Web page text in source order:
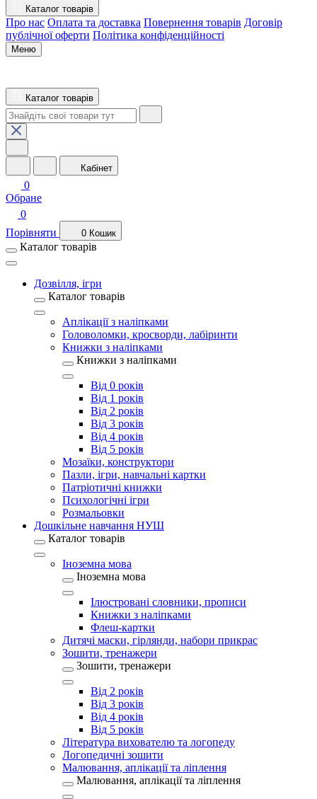
Каталог товарів
Про нас Оплата та доставка Повернення товарів Договір
публічної оферти Політика конфіденційності
Меню
Каталог товарів
Кабінет
0
Обране
0
Порівняти
0 Кошик
Каталог товарів
Дозвілля, ігри
Каталог товарів
Аплікації з наліпками
Головоломки, кросворди, лабіринти
Книжки з наліпками
Книжки з наліпками
Від 0 років
Від 1 років
Від 2 років
Від 3 років
Від 4 років
Від 5 років
Мозаїки, конструктори
Пазли, ігри, навчальні картки
Патріотичні книжки
Психологічні ігри
Розмальовки
Дошкільне навчання НУШ
Каталог товарів
Іноземна мова
Іноземна мова
Ілюстровані словники, прописи
Книжки з наліпками
Флеш-картки
Дитячі маски, гірлянди, набори прикрас
Зошити, тренажери
Зошити, тренажери
Від 2 років
Від 3 років
Від 4 років
Від 5 років
Література вихователю та логопеду
Логопедичні зошити
Малювання, аплікації та ліплення
Малювання, аплікації та ліплення